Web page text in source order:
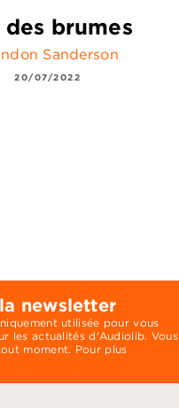
des brumes
Sanderson
20/07/2022
newsletter
utilisée pour vous
les actualités d'Audiolib. Vous
moment. Pour plus